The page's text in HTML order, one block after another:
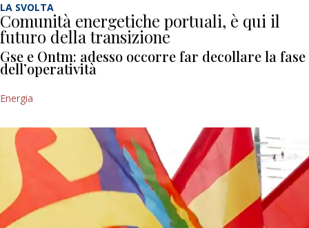
LA SVOLTA
Comunità energetiche portuali, è qui il
futuro della transizione
Gse e Ontm: adesso occorre far decollare la fase
dell’operatività
Energia